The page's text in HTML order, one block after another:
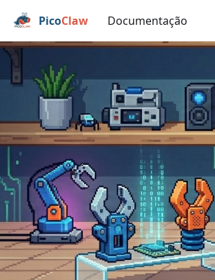
PicoClaw Documentação
PicoClaw